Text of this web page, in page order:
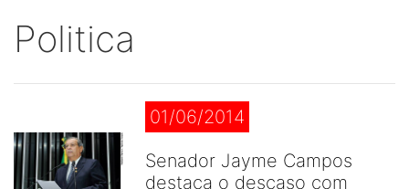
Politica
01/06/2014
Senador Jayme Campos
destaca o descaso com